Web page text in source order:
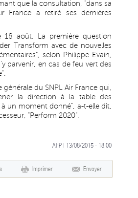
que la consultation, "dans sa
France a retiré ses dernières
18 août. La première question
Transform avec de nouvelles
selon Philippe Evain,
parvenir, en cas de feu vert des
du SNPL Air France qui,
la direction à la table des
un moment donné", a-t-elle dit,
"Perform 2020".
AFP | 13/08/2015 - 18:00
Imprimer Envoyer